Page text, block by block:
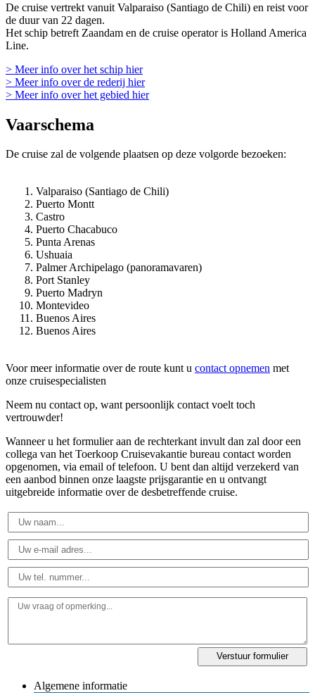
De cruise vertrekt vanuit Valparaiso (Santiago de Chili) en reist voor
de duur van 22 dagen.
Het schip betreft Zaandam en de cruise operator is Holland America
Line.
> Meer info over het schip hier
> Meer info over de rederij hier
> Meer info over het gebied hier
Vaarschema
De cruise zal de volgende plaatsen op deze volgorde bezoeken:
Valparaiso (Santiago de Chili)
Puerto Montt
Castro
Puerto Chacabuco
Punta Arenas
Ushuaia
Palmer Archipelago (panoramavaren)
Port Stanley
Puerto Madryn
Montevideo
Buenos Aires
Buenos Aires
Voor meer informatie over de route kunt u contact opnemen met
onze cruisespecialisten
Neem nu contact op, want persoonlijk contact voelt toch
vertrouwder!
Wanneer u het formulier aan de rechterkant invult dan zal door een
collega van het Toerkoop Cruisevakantie bureau contact worden
opgenomen, via email of telefoon. U bent dan altijd verzekerd van
een aanbod binnen onze laagste prijsgarantie en u ontvangt
uitgebreide informatie over de desbetreffende cruise.
Algemene informatie